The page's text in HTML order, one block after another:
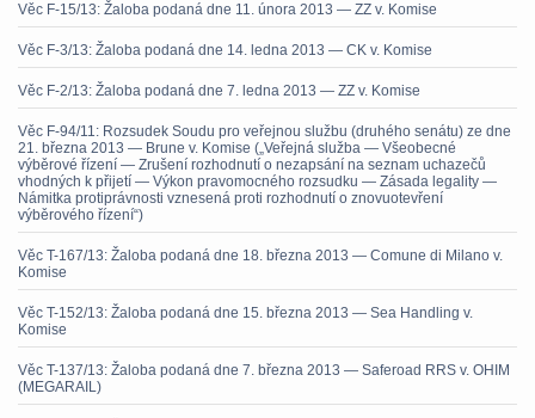
Věc F-15/13: Žaloba podaná dne 11. února 2013 — ZZ v. Komise
Věc F-3/13: Žaloba podaná dne 14. ledna 2013 — CK v. Komise
Věc F-2/13: Žaloba podaná dne 7. ledna 2013 — ZZ v. Komise
Věc F-94/11: Rozsudek Soudu pro veřejnou službu (druhého senátu) ze dne
21. března 2013 — Brune v. Komise („Veřejná služba — Všeobecné
výběrové řízení — Zrušení rozhodnutí o nezapsání na seznam uchazečů
vhodných k přijetí — Výkon pravomocného rozsudku — Zásada legality —
Námitka protiprávnosti vznesená proti rozhodnutí o znovuotevření
výběrového řízení“)
Věc T-167/13: Žaloba podaná dne 18. března 2013 — Comune di Milano v.
Komise
Věc T-152/13: Žaloba podaná dne 15. března 2013 — Sea Handling v.
Komise
Věc T-137/13: Žaloba podaná dne 7. března 2013 — Saferoad RRS v. OHIM
(MEGARAIL)